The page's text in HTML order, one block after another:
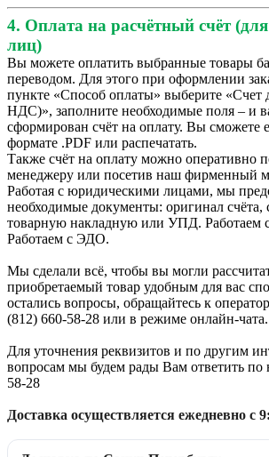
4. Оплата на расчётный счёт
лиц)
Вы можете оплатить выбранные товары
переводом. Для этого при оформлении
пункте «Способ оплаты» выберите «Счет
НДС)», заполните необходимые поля – и
сформирован счёт на оплату. Вы сможете
формате .PDF или распечатать.
Также счёт на оплату можно оперативно
менеджеру или посетив наш фирменный
Работая с юридическими лицами, мы
необходимые документы: оригинал счёта,
товарную накладную или УПД.
Работаем с ЭДО.
Мы сделали всё, чтобы вы могли
приобретаемый товар удобным для вас
остались вопросы, обращайтесь к
(812) 660-58-28 или в режиме онлайн-чата.
Для уточнения реквизитов и по другим
вопросам мы будем рады Вам ответить по
58-28
Доставка осуществляется ежедневно с